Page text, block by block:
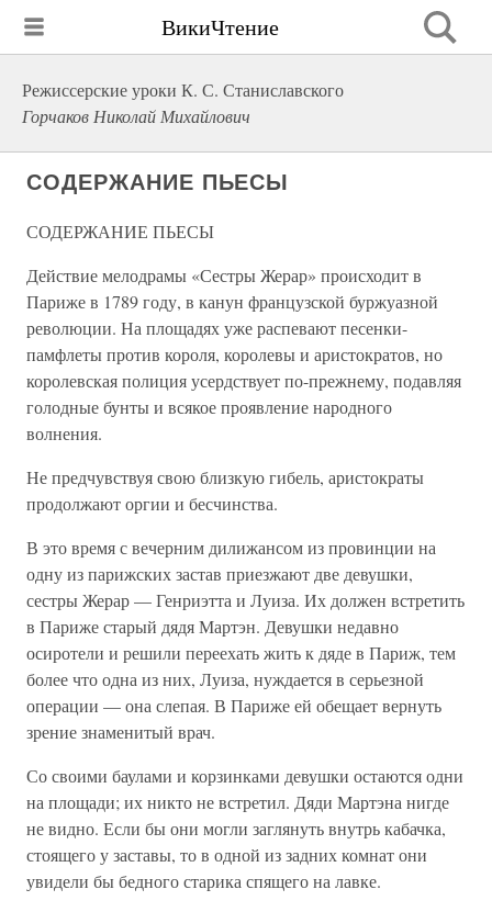
ВикиЧтение
Режиссерские уроки К. С. Станиславского
Горчаков Николай Михайлович
СОДЕРЖАНИЕ ПЬЕСЫ
СОДЕРЖАНИЕ ПЬЕСЫ
Действие мелодрамы «Сестры Жерар» происходит в
Париже в 1789 году, в канун французской буржуазной
революции. На площадях уже распевают песенки-
памфлеты против короля, королевы и аристократов, но
королевская полиция усердствует по-прежнему, подавляя
голодные бунты и всякое проявление народного
волнения.
Не предчувствуя свою близкую гибель, аристократы
продолжают оргии и бесчинства.
В это время с вечерним дилижансом из провинции на
одну из парижских застав приезжают две девушки,
сестры Жерар — Генриэтта и Луиза. Их должен встретить
в Париже старый дядя Мартэн. Девушки недавно
осиротели и решили переехать жить к дяде в Париж, тем
более что одна из них, Луиза, нуждается в серьезной
операции — она слепая. В Париже ей обещает вернуть
зрение знаменитый врач.
Со своими баулами и корзинками девушки остаются одни
на площади; их никто не встретил. Дяди Мартэна нигде
не видно. Если бы они могли заглянуть внутрь кабачка,
стоящего у заставы, то в одной из задних комнат они
увидели бы бедного старика спящего на лавке.